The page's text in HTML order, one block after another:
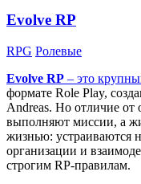
Evolve RP
RPG Ролевые
Evolve RP – это
формате Role Play,
Andreas. Но отличие от
выполняют миссии, а
жизнью: устраиваются
организации и
строгим RP-правилам.